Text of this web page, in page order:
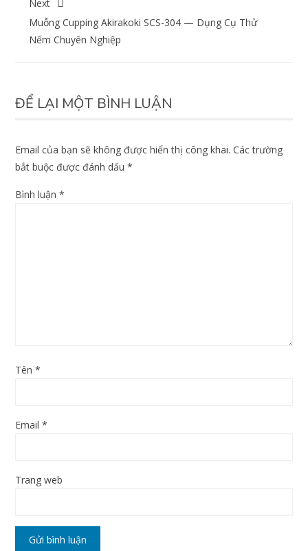
Next
Muỗng Cupping Akirakoki SCS-304 — Dụng Cụ Thử
Nếm Chuyên Nghiệp
ĐỂ LẠI MỘT BÌNH LUẬN
Email của bạn sẽ không được hiển thị công khai. Các trường
bắt buộc được đánh dấu*
Bình luận*
Tên*
Email*
Trang web